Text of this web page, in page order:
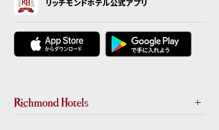
リッチモンドホテル公式アプリ